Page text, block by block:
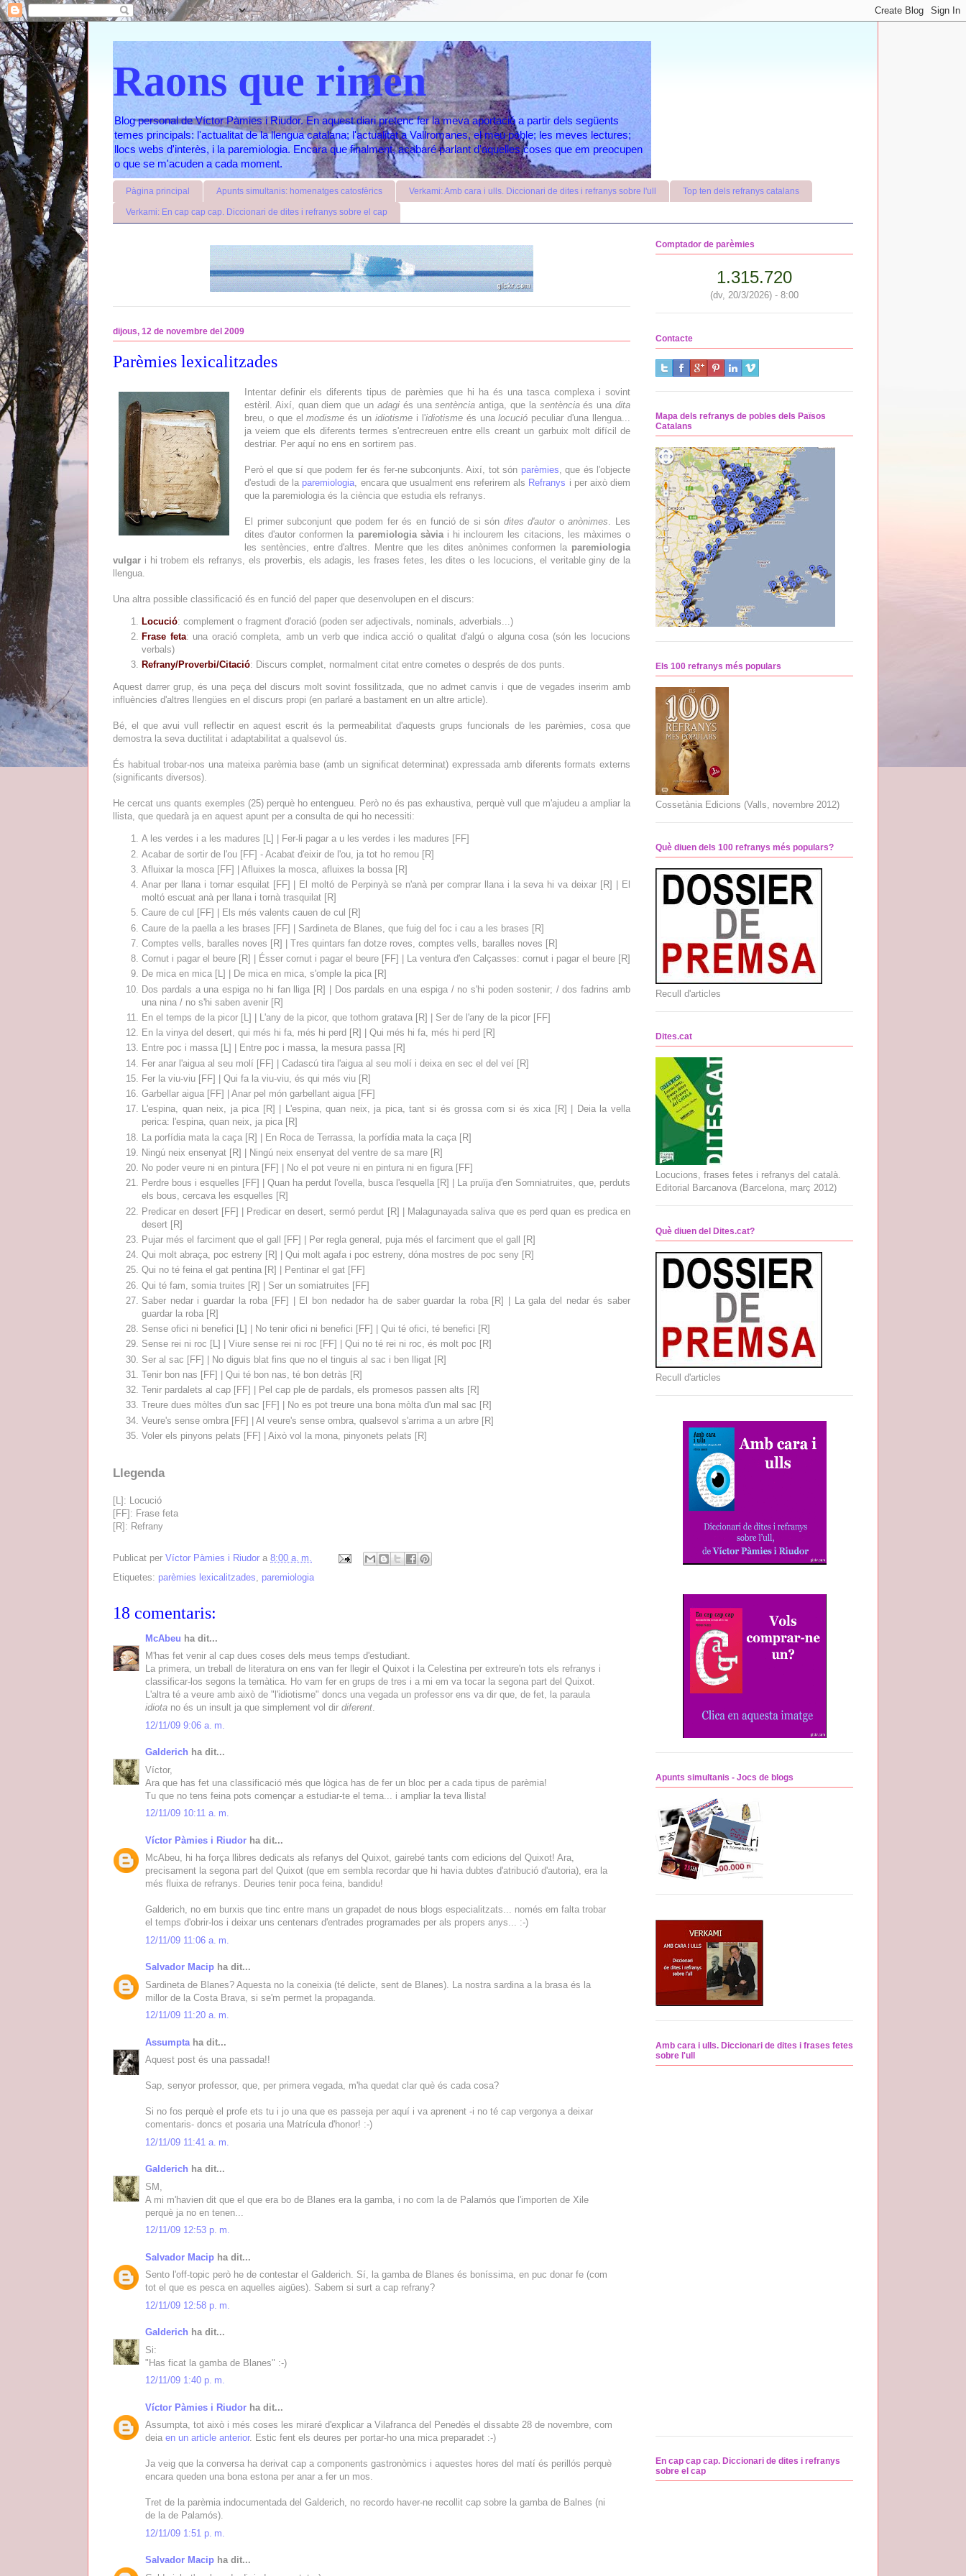
Raons que rimen
Blog personal de Víctor Pàmies i Riudor. En aquest diari pretenc fer la meva aportació a partir dels següents
temes principals: l'actualitat de la llengua catalana; l'actualitat a Vallromanes, el meu poble; les meves lectures;
llocs webs d'interès, i la paremiologia. Encara que finalment, acabaré parlant d'aquelles coses que em preocupen
o que se m'acuden a cada moment.
Pàgina principal Apunts simultanis: homenatges catosfèrics Verkami: Amb cara i ulls. Diccionari de dites i refranys sobre l'ull Top ten dels refranys catalans
Verkami: En cap cap cap. Diccionari de dites i refranys sobre el cap
dijous, 12 de novembre del 2009
Parèmies lexicalitzades
Intentar definir els diferents tipus de parèmies que hi ha és una tasca complexa i sovint
estèril. Així, quan diem que un adagi és unasentènciaantiga, que la sentènciaés una dita
breu, o que elmodismeés unidiotisme i l'idiotisme és unalocució peculiar d'una llengua...
ja veiem que els diferents termes s'entrecreuen entre ells creant un garbuix molt difícil de
destriar. Per aquí no ens en sortirem pas.
Però el que sí que podem fer és fer-ne subconjunts. Així, tot són parèmies , que és l'objecte
d'estudi de la paremiologia , encara que usualment ens referirem als Refranys i per això diem
que la paremiologia és la ciència que estudia els refranys.
El primer subconjunt que podem fer és en funció de si són dites d'autoroanònimes . Les
dites d'autor conformen la paremiologia sàviai hi inclourem les citacions, les màximes o
les sentències, entre d'altres. Mentre que les dites anònimes conformen la paremiologia
vulgar i hi trobem els refranys, els proverbis, els adagis, les frases fetes, les dites o les locucions, el veritable giny de la
llengua.
Una altra possible classificació és en funció del paper que desenvolupen en el discurs:
Locució: complement o fragment d'oració (poden ser adjectivals, nominals, adverbials...)
Frase feta: una oració completa, amb un verb que indica acció o qualitat d'algú o alguna cosa (són les locucions
verbals)
Refrany/Proverbi/Citació: Discurs complet, normalment citat entre cometes o després de dos punts.
Aquest darrer grup, és una peça del discurs molt sovint fossilitzada, que no admet canvis i que de vegades inserim amb
influències d'altres llengües en el discurs propi (en parlaré a bastament en un altre article).
Bé, el que avui vull reflectir en aquest escrit és la permeabilitat d'aquests grups funcionals de les parèmies, cosa que
demostra la seva ductilitat i adaptabilitat a qualsevol ús.
És habitual trobar-nos una mateixa parèmia base (amb un significat determinat) expressada amb diferents formats externs
(significants diversos).
He cercat uns quants exemples (25) perquè ho entengueu. Però no és pas exhaustiva, perquè vull que m'ajudeu a ampliar la
llista, que quedarà ja en aquest apunt per a consulta de qui ho necessiti:
A les verdes i a les madures [L] | Fer-li pagar a u les verdes i les madures [FF]
Acabar de sortir de l'ou [FF] - Acabat d'eixir de l'ou, ja tot ho remou [R]
Afluixar la mosca [FF] | Afluixes la mosca, afluixes la bossa [R]
Anar per llana i tornar esquilat [FF] | El moltó de Perpinyà se n'anà per comprar llana i la seva hi va deixar [R] | El
moltó escuat anà per llana i tornà trasquilat [R]
Caure de cul [FF] | Els més valents cauen de cul [R]
Caure de la paella a les brases [FF] | Sardineta de Blanes, que fuig del foc i cau a les brases [R]
Comptes vells, baralles noves [R] | Tres quintars fan dotze roves, comptes vells, baralles noves [R]
Cornut i pagar el beure [R] | Ésser cornut i pagar el beure [FF] | La ventura d'en Calçasses: cornut i pagar el beure [R]
De mica en mica [L] | De mica en mica, s'omple la pica [R]
Dos pardals a una espiga no hi fan lliga [R] | Dos pardals en una espiga / no s'hi poden sostenir; / dos fadrins amb
una nina / no s'hi saben avenir [R]
En el temps de la picor [L] | L'any de la picor, que tothom gratava [R] | Ser de l'any de la picor [FF]
En la vinya del desert, qui més hi fa, més hi perd [R] | Qui més hi fa, més hi perd [R]
Entre poc i massa [L] | Entre poc i massa, la mesura passa [R]
Fer anar l'aigua al seu molí [FF] | Cadascú tira l'aigua al seu molí i deixa en sec el del veí [R]
Fer la viu-viu [FF] | Qui fa la viu-viu, és qui més viu [R]
Garbellar aigua [FF] | Anar pel món garbellant aigua [FF]
L'espina, quan neix, ja pica [R] | L'espina, quan neix, ja pica, tant si és grossa com si és xica [R] | Deia la vella
perica: l'espina, quan neix, ja pica [R]
La porfídia mata la caça [R] | En Roca de Terrassa, la porfídia mata la caça [R]
Ningú neix ensenyat [R] | Ningú neix ensenyat del ventre de sa mare [R]
No poder veure ni en pintura [FF] | No el pot veure ni en pintura ni en figura [FF]
Perdre bous i esquelles [FF] | Quan ha perdut l'ovella, busca l'esquella [R] | La pruïja d'en Somniatruites, que, perduts
els bous, cercava les esquelles [R]
Predicar en desert [FF] | Predicar en desert, sermó perdut [R] | Malagunayada saliva que es perd quan es predica en
desert [R]
Pujar més el farciment que el gall [FF] | Per regla general, puja més el farciment que el gall [R]
Qui molt abraça, poc estreny [R] | Qui molt agafa i poc estreny, dóna mostres de poc seny [R]
Qui no té feina el gat pentina [R] | Pentinar el gat [FF]
Qui té fam, somia truites [R] | Ser un somiatruites [FF]
Saber nedar i guardar la roba [FF] | El bon nedador ha de saber guardar la roba [R] | La gala del nedar és saber
guardar la roba [R]
Sense ofici ni benefici [L] | No tenir ofici ni benefici [FF] | Qui té ofici, té benefici [R]
Sense rei ni roc [L] | Viure sense rei ni roc [FF] | Qui no té rei ni roc, és molt poc [R]
Ser al sac [FF] | No diguis blat fins que no el tinguis al sac i ben lligat [R]
Tenir bon nas [FF] | Qui té bon nas, té bon detràs [R]
Tenir pardalets al cap [FF] | Pel cap ple de pardals, els promesos passen alts [R]
Treure dues mòltes d'un sac [FF] | No es pot treure una bona mòlta d'un mal sac [R]
Veure's sense ombra [FF] | Al veure's sense ombra, qualsevol s'arrima a un arbre [R]
Voler els pinyons pelats [FF] | Això vol la mona, pinyonets pelats [R]
Llegenda
[L]: Locució
[FF]: Frase feta
[R]: Refrany
Publicat per Víctor Pàmies i Riudor a 8:00 a. m.
Etiquetes: parèmies lexicalitzades paremiologia
18 comentaris:
McAbeu ha dit...
M'has fet venir al cap dues coses dels meus temps d'estudiant.
La primera, un treball de literatura on ens van fer llegir el Quixot i la Celestina per extreure'n tots els refranys i
classificar-los segons la temàtica. Ho vam fer en grups de tres i a mi em va tocar la segona part del Quixot.
L'altra té a veure amb això de "l'idiotisme" doncs una vegada un professor ens va dir que, de fet, la paraula
idiota no és un insult ja que simplement vol dir diferent.
12/11/09 9:06 a. m.
Galderich ha dit...
Víctor,
Ara que has fet una classificació més que lògica has de fer un bloc per a cada tipus de parèmia!
Tu que no tens feina pots començar a estudiar-te el tema... i ampliar la teva llista!
12/11/09 10:11 a. m.
Víctor Pàmies i Riudor ha dit...
McAbeu, hi ha força llibres dedicats als refanys del Quixot, gairebé tants com edicions del Quixot! Ara,
precisament la segona part del Quixot (que em sembla recordar que hi havia dubtes d'atribució d'autoria), era la
més fluixa de refranys. Deuries tenir poca feina, bandidu!
Galderich, no em burxis que tinc entre mans un grapadet de nous blogs especialitzats... només em falta trobar
el temps d'obrir-los i deixar uns centenars d'entrades programades per als propers anys... :-)
12/11/09 11:06 a. m.
Salvador Macip ha dit...
Sardineta de Blanes? Aquesta no la coneixia (té delicte, sent de Blanes). La nostra sardina a la brasa és la
millor de la Costa Brava, si se'm permet la propaganda.
12/11/09 11:20 a. m.
Assumpta ha dit...
Aquest post és una passada!!
Sap, senyor professor, que, per primera vegada, m'ha quedat clar què és cada cosa?
Si no fos perquè el profe ets tu i jo una que es passeja per aquí i va aprenent -i no té cap vergonya a deixar
comentaris- doncs et posaria una Matrícula d'honor! :-)
12/11/09 11:41 a. m.
Galderich ha dit...
SM,
A mi m'havien dit que el que era bo de Blanes era la gamba, i no com la de Palamós que l'importen de Xile
perquè ja no en tenen...
12/11/09 12:53 p. m.
Salvador Macip ha dit...
Sento l'off-topic però he de contestar el Galderich. Sí, la gamba de Blanes és boníssima, en puc donar fe (com
tot el que es pesca en aquelles aigües). Sabem si surt a cap refrany?
12/11/09 12:58 p. m.
Galderich ha dit...
Si:
"Has ficat la gamba de Blanes" :-)
12/11/09 1:40 p. m.
Víctor Pàmies i Riudor ha dit...
Assumpta, tot això i més coses les miraré d'explicar a Vilafranca del Penedès el dissabte 28 de novembre, com
deia en un article anterior. Estic fent els deures per portar-ho una mica preparadet :-)
Ja veig que la conversa ha derivat cap a components gastronòmics i aquestes hores del matí és perillós perquè
encara queden una bona estona per anar a fer un mos.
Tret de la parèmia indocumentada del Galderich, no recordo haver-ne recollit cap sobre la gamba de Balnes (ni
de la de Palamós).
12/11/09 1:51 p. m.
Salvador Macip ha dit...
Comptador de parèmies
1.315.720
(dv, 20/3/2026) - 8:00
Contacte
Mapa dels refranys de pobles dels Països
Catalans
Els 100 refranys més populars
Cossetània Edicions (Valls, novembre 2012)
Què diuen dels 100 refranys més populars?
Recull d'articles
Dites.cat
Locucions, frases fetes i refranys del català.
Editorial Barcanova (Barcelona, març 2012)
Què diuen del Dites.cat?
Recull d'articles
Apunts simultanis - Jocs de blogs
Amb cara i ulls. Diccionari de dites i frases fetes
sobre l'ull
En cap cap cap. Diccionari de dites i refranys
sobre el cap